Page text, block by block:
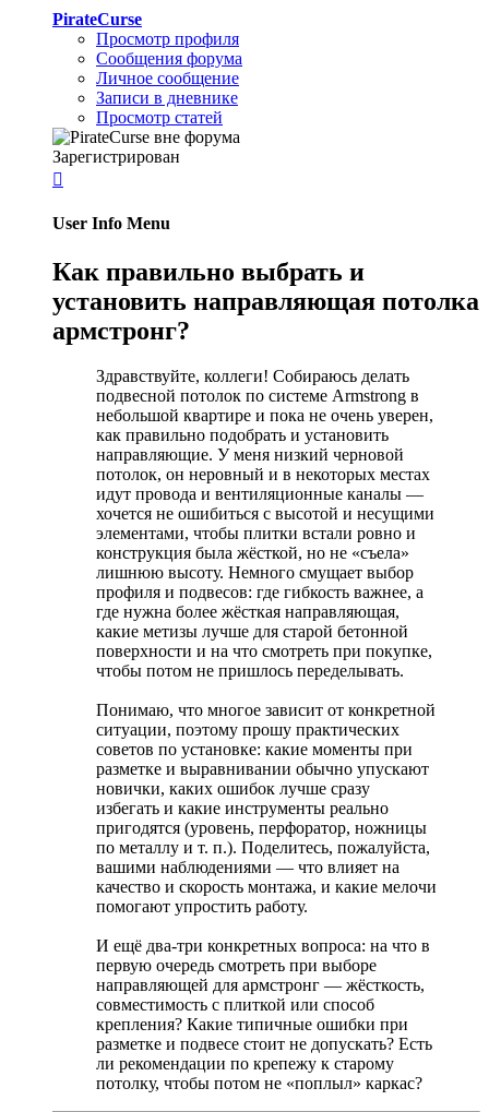
PirateCurse
Просмотр профиля
Сообщения форума
Личное сообщение
Записи в дневнике
Просмотр статей
Зарегистрирован

User Info Menu
Как правильно выбрать и
установить направляющая потолка
армстронг?
Здравствуйте, коллеги! Собираюсь делать
подвесной потолок по системе Armstrong в
небольшой квартире и пока не очень уверен,
как правильно подобрать и установить
направляющие. У меня низкий черновой
потолок, он неровный и в некоторых местах
идут провода и вентиляционные каналы —
хочется не ошибиться с высотой и несущими
элементами, чтобы плитки встали ровно и
конструкция была жёсткой, но не «съела»
лишнюю высоту. Немного смущает выбор
профиля и подвесов: где гибкость важнее, а
где нужна более жёсткая направляющая,
какие метизы лучше для старой бетонной
поверхности и на что смотреть при покупке,
чтобы потом не пришлось переделывать.
Понимаю, что многое зависит от конкретной
ситуации, поэтому прошу практических
советов по установке: какие моменты при
разметке и выравнивании обычно упускают
новички, каких ошибок лучше сразу
избегать и какие инструменты реально
пригодятся (уровень, перфоратор, ножницы
по металлу и т. п.). Поделитесь, пожалуйста,
вашими наблюдениями — что влияет на
качество и скорость монтажа, и какие мелочи
помогают упростить работу.
И ещё два-три конкретных вопроса: на что в
первую очередь смотреть при выборе
направляющей для армстронг — жёсткость,
совместимость с плиткой или способ
крепления? Какие типичные ошибки при
разметке и подвесе стоит не допускать? Есть
ли рекомендации по крепежу к старому
потолку, чтобы потом не «поплыл» каркас?